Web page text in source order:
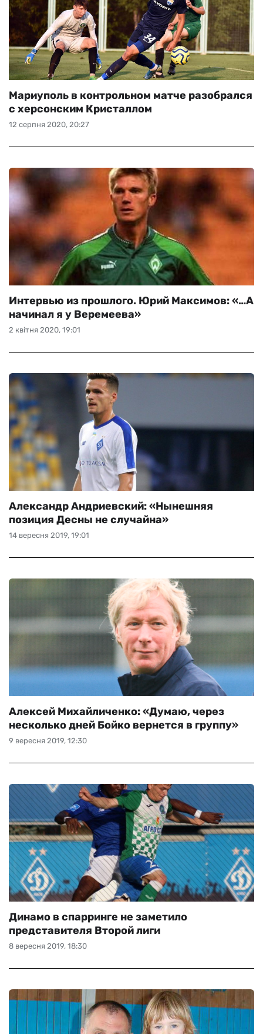
12 серпня 2020, 20:27
Мариуполь в контрольном матче разобрался
с херсонским Кристаллом
2 квітня 2020, 19:01
Интервью из прошлого. Юрий Максимов: «…А
начинал я у Веремеева»
14 вересня 2019, 19:01
Александр Андриевский: «Нынешняя
позиция Десны не случайна»
9 вересня 2019, 12:30
Алексей Михайличенко: «Думаю, через
несколько дней Бойко вернется в группу»
8 вересня 2019, 18:30
Динамо в спарринге не заметило
представителя Второй лиги